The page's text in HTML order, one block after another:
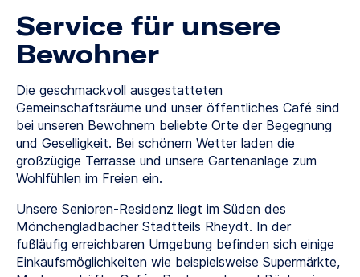
Service für unsere
Bewohner
Die geschmackvoll ausgestatteten
Gemeinschaftsräume und unser öffentliches Café sind
bei unseren Bewohnern beliebte Orte der Begegnung
und Geselligkeit. Bei schönem Wetter laden die
großzügige Terrasse und unsere Gartenanlage zum
Wohlfühlen im Freien ein.
Unsere Senioren-Residenz liegt im Süden des
Mönchengladbacher Stadtteils Rheydt. In der
fußläufig erreichbaren Umgebung befinden sich einige
Einkaufsmöglichkeiten wie beispielsweise Supermärkte,